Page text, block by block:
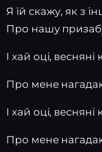
Я їй скажу, як з
Про нашу
І хай оці, весняні
Про мене
І хай оці, весняні
Про мене